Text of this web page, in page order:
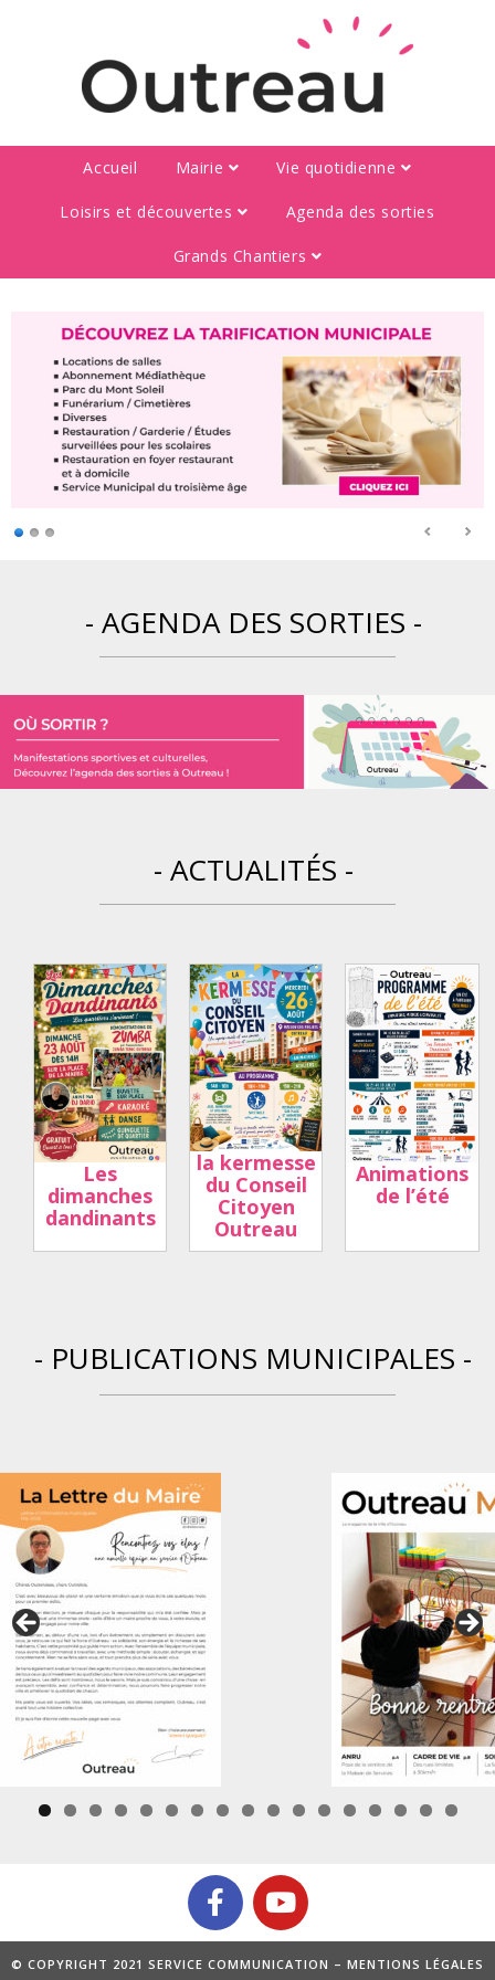
Accueil Mairie Vie quotidienne
Loisirs et découvertes Agenda des sorties
Grands Chantiers
- AGENDA DES SORTIES -
- ACTUALITÉS -
Les
dimanches
dandinants
la kermesse
du Conseil
Citoyen
Outreau
Animations
de l’été
- PUBLICATIONS MUNICIPALES -
0 1 2 3 4 5 6 7
© COPYRIGHT 2021 SERVICE COMMUNICATION – MENTIONS LÉGALES